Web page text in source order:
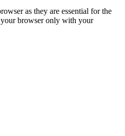
as they are essential for the
your browser only with your